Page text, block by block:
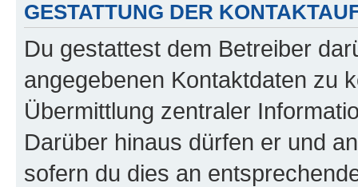
GESTATTUNG DER
Du gestattest dem Betreiber
angegebenen Kontaktdaten zu
Übermittlung zentraler
Darüber hinaus dürfen er und
sofern du dies an